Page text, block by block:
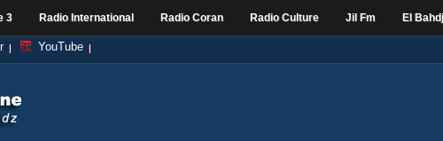
3 Radio International Radio Coran Radio Culture Jil Fm El
YouTube